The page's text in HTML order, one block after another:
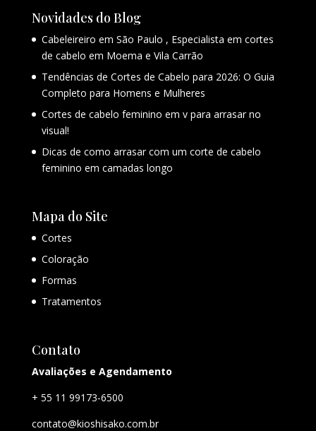
Novidades do Blog
Cabeleireiro em São Paulo , Especialista em cortes
de cabelo em Moema e Vila Carrão
Tendências de Cortes de Cabelo para 2026: O Guia
Completo para Homens e Mulheres
Cortes de cabelo feminino em v para arrasar no
visual!
Dicas de como arrasar com um corte de cabelo
feminino em camadas longo
Mapa do Site
Cortes
Coloração
Formas
Tratamentos
Contato
Avaliações e Agendamento
+ 55 11 99173-6500
contato@kioshisako.com.br